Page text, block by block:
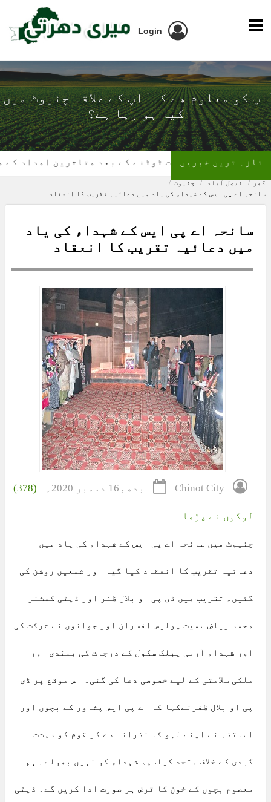
Login
ٓاپ کو معلوم ھے کہ ٓاپ کے علاقہ چنیوٹ میں
کیا ہو رہا ہے؟
گھر کی چھت ٹوٹنے کے بعد متاثرین امداد کے منتظر
تازہ ترین خبریں
گھر فیصل آباد
چنیوٹ
سانحہ اے پی ایس کے شہداء کی یاد میں دعائیہ تقریب کا انعقاد
سانحہ اے پی ایس کے شہداء کی یاد
میں دعائیہ تقریب کا انعقاد
Chinot City بدھ , 16 دسمبر 2020ء (378)
لوگوں نے پڑھا
چنیوٹ میں سانحہ اے پی ایس کے شہداء کی یاد میں
دعائیہ تقریب کا انعقاد کیا گیا اور شمعیں روشن کی
گئیں۔ تقریب میں ڈی پی او بلال ظفر اور ڈپٹی کمشنر
محمد ریاض سمیت پولیس افسران اور جوانوں نے شرکت کی
اور شہداء آرمی پبلک سکول کے درجات کی بلندی اور
ملکی سلامتی کے لیے خصوصی دعا کی گئی۔ اس موقع پر ڈی
پی او بلال ظفرنےکہا کہ اے پی ایس پشاور کے بچوں اور
اساتذہ نے اپنے لہو کا نذرانہ دے کر قوم کو دہشت
گردی کے خلاف متحد کیا. ہم شہداء کو نہیں بھولے۔ ہم
معصوم بچوں کے خون کا قرض ہر صورت ادا کریں گے۔ ڈپٹی